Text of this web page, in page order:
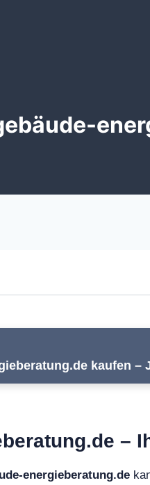
kaufen –
–
energieberatung.de